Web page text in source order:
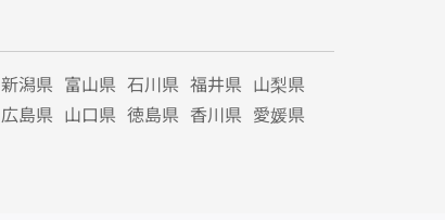
新潟県 富山県 石川県 福井県 山梨県
広島県 山口県 徳島県 香川県 愛媛県